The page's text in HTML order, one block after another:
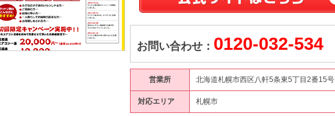
お問い合わせ： 0120-032-534
営業所 北海道札幌市西区八軒5条東5丁目2番15号
対応エリア 札幌市